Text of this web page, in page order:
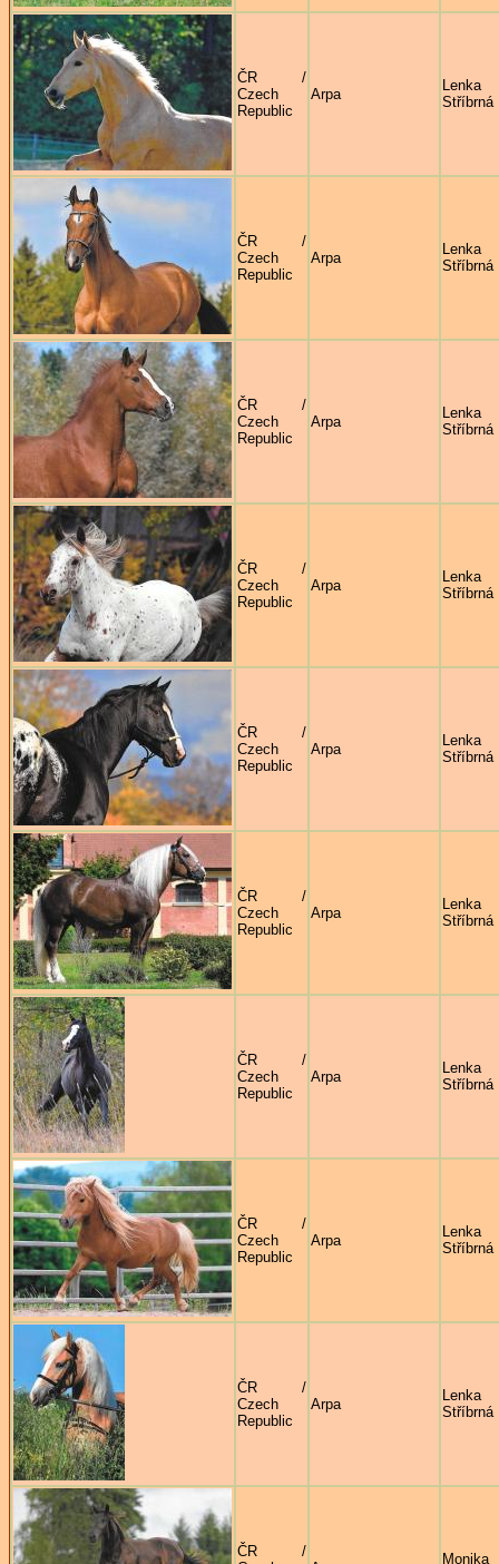
ČR /
Czech
Republic
Arpa
Lenka
Stříbrná
ČR /
Czech
Republic
Arpa
Lenka
Stříbrná
ČR /
Czech
Republic
Arpa
Lenka
Stříbrná
ČR /
Czech
Republic
Arpa
Lenka
Stříbrná
ČR /
Czech
Republic
Arpa
Lenka
Stříbrná
ČR /
Czech
Republic
Arpa
Lenka
Stříbrná
ČR /
Czech
Republic
Arpa
Lenka
Stříbrná
ČR /
Czech
Republic
Arpa
Lenka
Stříbrná
ČR /
Czech
Republic
Arpa
Lenka
Stříbrná
ČR /
Monika